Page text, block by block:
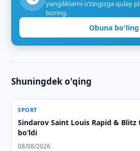
yangiliklarni o‘zingizga qulay
boring.
Obuna bo'ling
Shuningdek o'qing
SPORT
Sindarov Saint Louis Rapid &
bo‘ldi
08/08/2026